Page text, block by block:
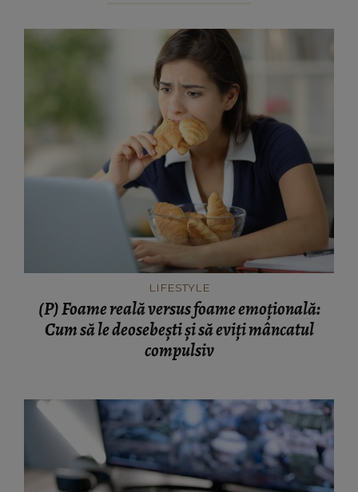
LIFESTYLE
(P) Foame reală versus foame emoțională:
Cum să le deosebești și să eviți mâncatul
compulsiv